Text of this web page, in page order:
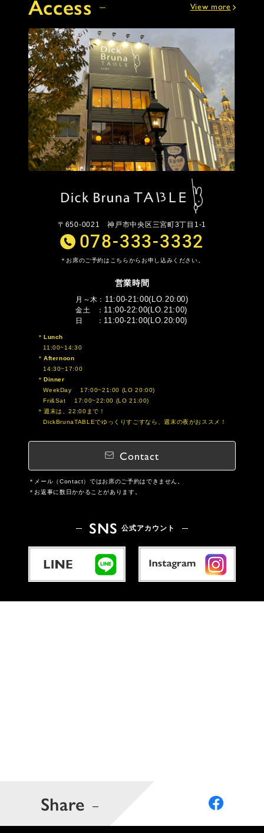
View more
〒650-0021神戸市中央区三宮町3丁目1-1
078-333-3332
お席のご予約はこちらからお申し込みください。
営業時間
月～木 11:00-21:00(LO.20:00)
金土 11:00-22:00(LO.21:00)
日 11:00-21:00(LO.20:00)
Lunch
11:00~14:30
Afternoon
14:30~17:00
Dinner
WeekDay 17:00~21:00 (LO 20:00)
Fri&Sat 17:00~22:00 (LO 21:00)
週末は、22:00まで！
DickBrunaTABLEでゆっくりすごすなら、週末の夜がおススメ！
Contact
メール（Contact）ではお席のご予約はできません。
お返事に数日かかることがあります。
SNS 公式アカウント
Share